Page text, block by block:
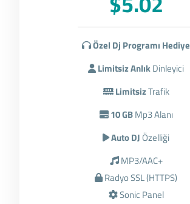
Özel Dj Programı Hediye
Limitsiz AnlıkDinleyici
LimitsizTrafik
10 GBMp3 Alanı
Auto DJ Özelliği
MP3/AAC+
Radyo SSL (HTTPS)
Sonic Panel